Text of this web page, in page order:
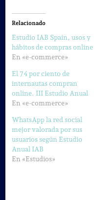
Relacionado
Estudio IAB Spain, usos y
hábitos de compras online
En «e-commerce»
El 74 por ciento de
internautas compran
online. III Estudio Anual
En «e-commerce»
WhatsApp la red social
mejor valorada por sus
usuarios según Estudio
Anual IAB
En «Estudios»